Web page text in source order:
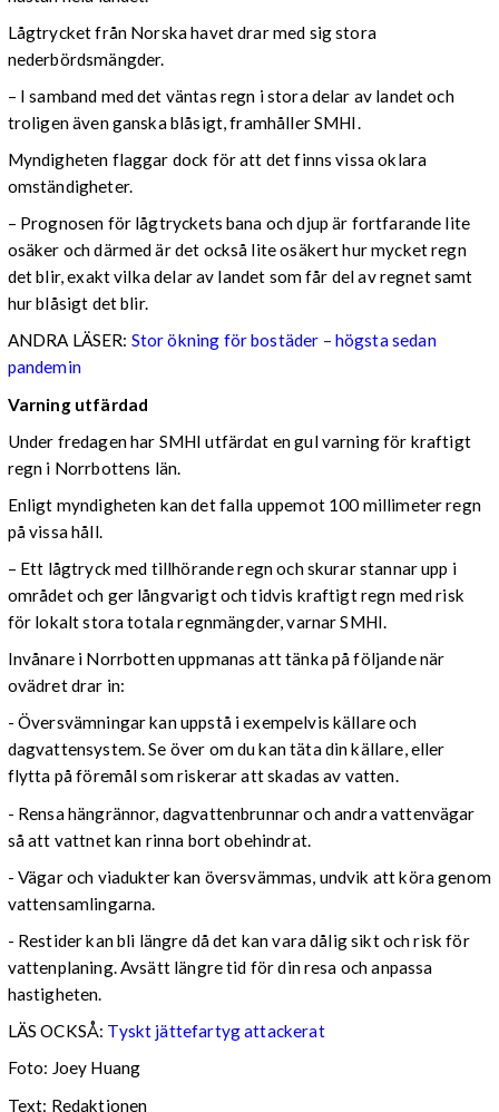
Lågtrycket från Norska havet drar med sig stora
nederbördsmängder.
– I samband med det väntas regn i stora delar av landet och
troligen även ganska blåsigt, framhåller SMHI.
Myndigheten flaggar dock för att det finns vissa oklara
omständigheter.
– Prognosen för lågtryckets bana och djup är fortfarande lite
osäker och därmed är det också lite osäkert hur mycket regn
det blir, exakt vilka delar av landet som får del av regnet samt
hur blåsigt det blir.
ANDRA LÄSER: Stor ökning för bostäder – högsta sedan
pandemin
Varning utfärdad
Under fredagen har SMHI utfärdat en gul varning för kraftigt
regn i Norrbottens län.
Enligt myndigheten kan det falla uppemot 100 millimeter regn
på vissa håll.
– Ett lågtryck med tillhörande regn och skurar stannar upp i
området och ger långvarigt och tidvis kraftigt regn med risk
för lokalt stora totala regnmängder, varnar SMHI.
Invånare i Norrbotten uppmanas att tänka på följande när
ovädret drar in:
- Översvämningar kan uppstå i exempelvis källare och
dagvattensystem. Se över om du kan täta din källare, eller
flytta på föremål som riskerar att skadas av vatten.
- Rensa hängrännor, dagvattenbrunnar och andra vattenvägar
så att vattnet kan rinna bort obehindrat.
- Vägar och viadukter kan översvämmas, undvik att köra genom
vattensamlingarna.
- Restider kan bli längre då det kan vara dålig sikt och risk för
vattenplaning. Avsätt längre tid för din resa och anpassa
hastigheten.
LÄS OCKSÅ: Tyskt jättefartyg attackerat
Foto: Joey Huang
Text: Redaktionen